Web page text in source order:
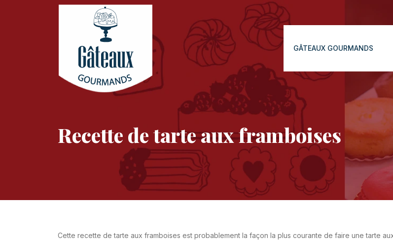
GÂTEAUX GOURMANDS
Recette de tarte aux framboises
Cette recette de tarte aux framboises est probablement la façon la plus courante de faire une tarte